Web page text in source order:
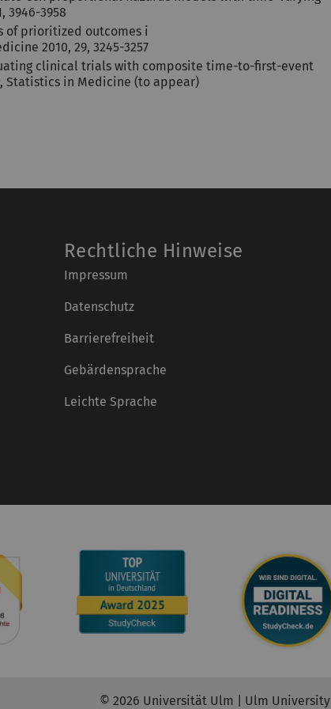
3946-3958
of prioritized outcomes i
2010, 29, 3245-3257
clinical trials with composite time-to-first-event
Statistics in Medicine (to appear)
Rechtliche Hinweise
Impressum
Datenschutz
Barrierefreiheit
Gebärdensprache
Leichte Sprache
© 2026 Universität Ulm | Ulm University